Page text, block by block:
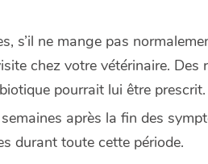
s’il ne mange pas
chez votre vétérinaire. Des
pourrait lui être prescrit.
après la fin des
durant toute cette période.